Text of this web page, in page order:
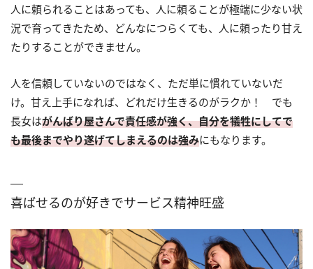
人に頼られることはあっても、人に頼ることが極端に少ない状
況で育ってきたため、どんなにつらくても、人に頼ったり甘え
たりすることができません。
人を信頼していないのではなく、ただ単に慣れていないだ
け。甘え上手になれば、どれだけ生きるのがラクか！ でも
長女はがんばり屋さんで責任感が強く、自分を犠牲にしてで
も最後までやり遂げてしまえるのは強みにもなります。
喜ばせるのが好きでサービス精神旺盛